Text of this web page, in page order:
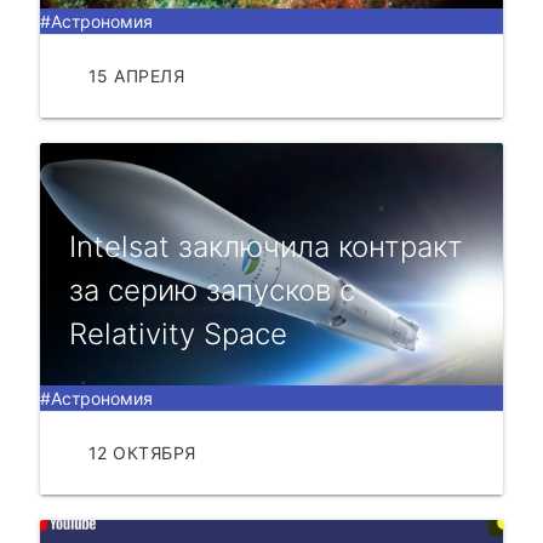
#Астрономия
15 АПРЕЛЯ
Intelsat заключила контракт
за серию запусков с
Relativity Space
#Астрономия
12 ОКТЯБРЯ